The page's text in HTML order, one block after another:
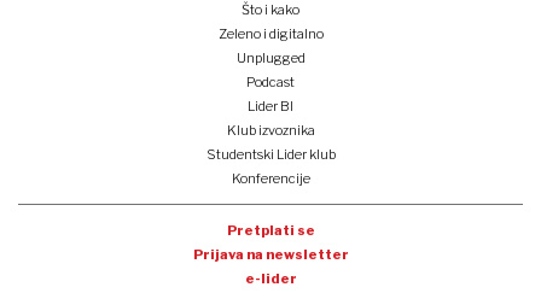
Što i kako
Zeleno i digitalno
Unplugged
Podcast
Lider BI
Klub izvoznika
Studentski Lider klub
Konferencije
Pretplati se
Prijava na newsletter
e-lider